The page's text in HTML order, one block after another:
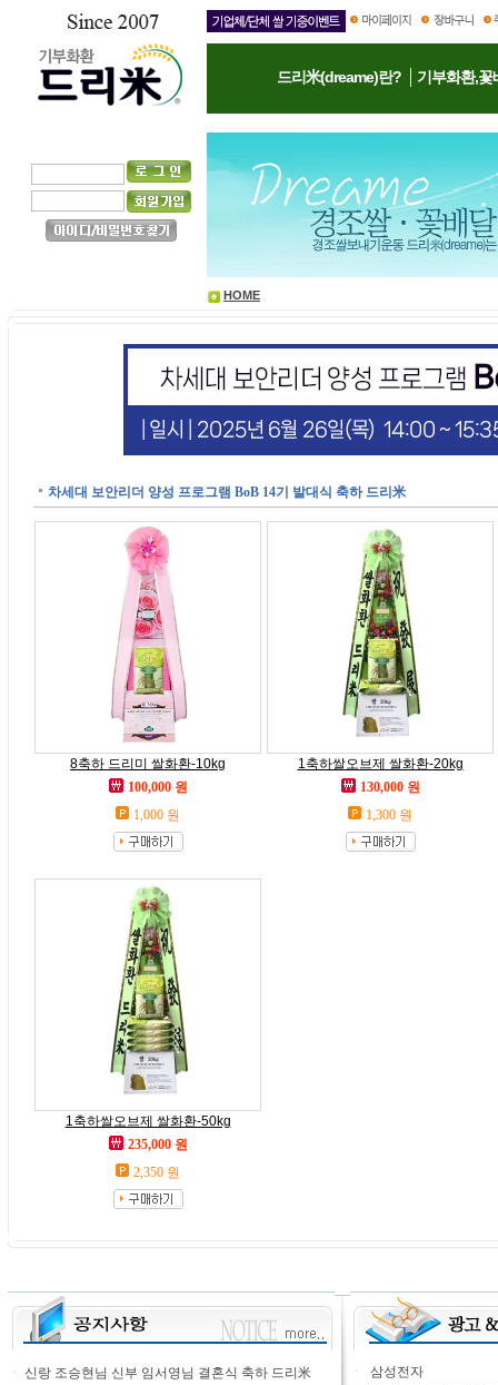
드리米(dreame)란? 기부화환,꽃
HOME
차세대 보안리더 양성 프로그램 BoB 14기 발대식 축하 드리米
8축하 드리미 쌀화환-10kg
100,000 원
1,000 원
1축하쌀오브제 쌀화환-20kg
130,000 원
1,300 원
1축하쌀오브제 쌀화환-50kg
235,000 원
2,350 원
ㆍ 신랑 조승현님 신부 임서영님 결혼식 축하 드리米
ㆍ
삼성전자